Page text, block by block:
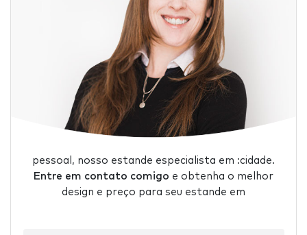
pessoal, nosso estande especialista em :cidade.
Entre em contato comigo e obtenha o melhor
design e preço para seu estande em